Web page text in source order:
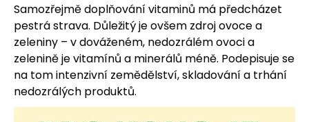
Samozřejmě doplňování vitaminů má předcházet
pestrá strava. Důležitý je ovšem zdroj ovoce a
zeleniny – v dováženém, nedozrálém ovoci a
zelenině je vitamínů a minerálů méně. Podepisuje se
na tom intenzivní zemědělství, skladování a trhání
nedozrálých produktů.